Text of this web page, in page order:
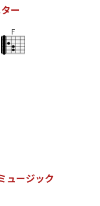
ター
F
ュージック